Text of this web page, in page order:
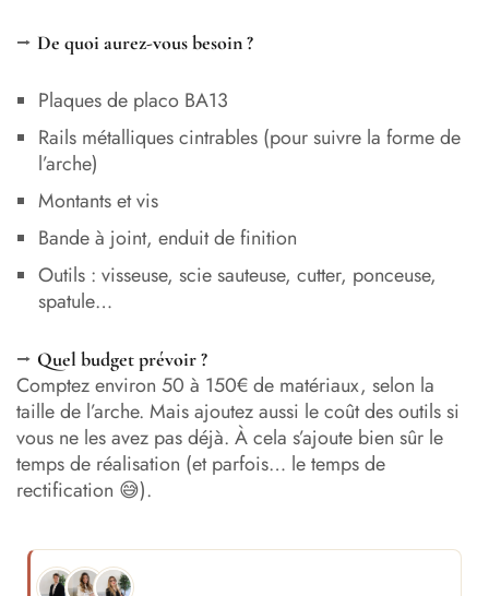
⭢ De quoi aurez-vous besoin ?
Plaques de placo BA13
Rails métalliques cintrables (pour suivre la forme de
l’arche)
Montants et vis
Bande à joint, enduit de finition
Outils : visseuse, scie sauteuse, cutter, ponceuse,
spatule…
⭢ Quel budget prévoir ?
Comptez environ 50 à 150€ de matériaux, selon la
taille de l’arche. Mais ajoutez aussi le coût des outils si
vous ne les avez pas déjà. À cela s’ajoute bien sûr le
temps de réalisation (et parfois… le temps de
rectification 😅).